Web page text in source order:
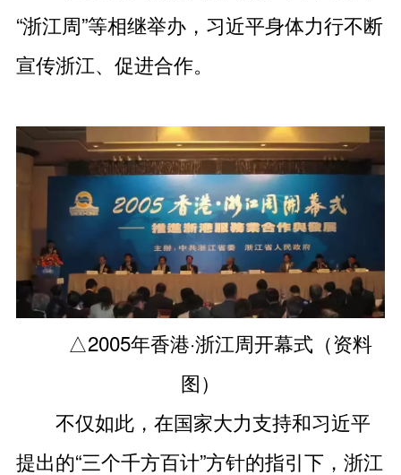
“浙江周”等相继举办，习近平身体力行不断
宣传浙江、促进合作。
△2005年香港·浙江周开幕式（资料
图）
不仅如此，在国家大力支持和习近平
提出的“三个千方百计”方针的指引下，浙江